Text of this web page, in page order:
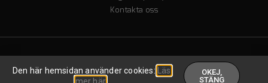
Kontakta oss
Skapad av inkomstguiden
Den här hemsidan använder cookies:Läs
mer här.
OKEJ,
STÄNG